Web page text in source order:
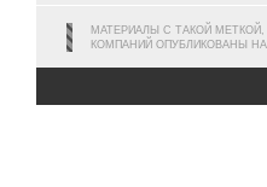
МАТЕРИАЛЫ С ТАКОЙ
КОМПАНИЙ ОПУБЛИКОВАНЫ